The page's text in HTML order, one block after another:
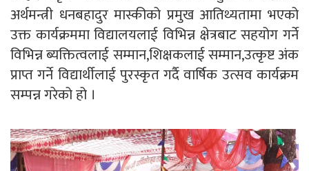
अर्थमन्त्री धनबहादुर मास्कीको प्रमुख आतिथ्यतामा भएको
उक्त कार्यक्रममा विद्यालयलाई विभिन्न क्षेत्रबाट सहयोग गर्ने
विभिन्न ब्यक्तित्वलाई सम्मान,शिक्षकलाई सम्मान,उत्कृष्ट अंक
प्राप्त गर्ने विद्यार्थीलाई पुरस्कृत गर्दै वार्षिक उत्सव कार्यक्रम
सम्पन्न गरेको हो ।